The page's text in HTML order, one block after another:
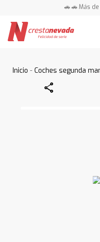
🚗 🚗 Más
Inicio -Coches segunda
Share